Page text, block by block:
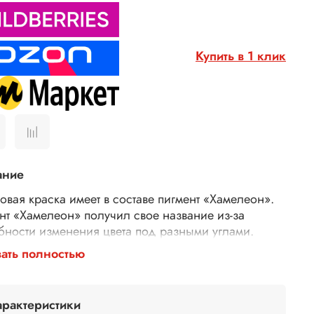
Купить в 1 клик
краска имеет в составе пигмент «Хамелеон».
«Хамелеон» получил свое название из-за
изменения цвета под разными углами.
краска «Хамелеон» выполнена на водной
«Хамелеон» подходят для декоративно-
полностью